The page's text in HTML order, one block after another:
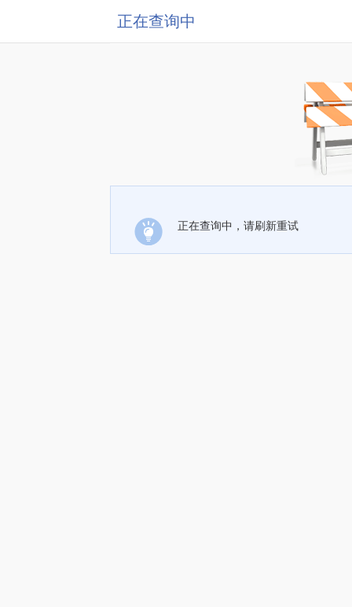
正在查询中
正在查询中，请刷新重试